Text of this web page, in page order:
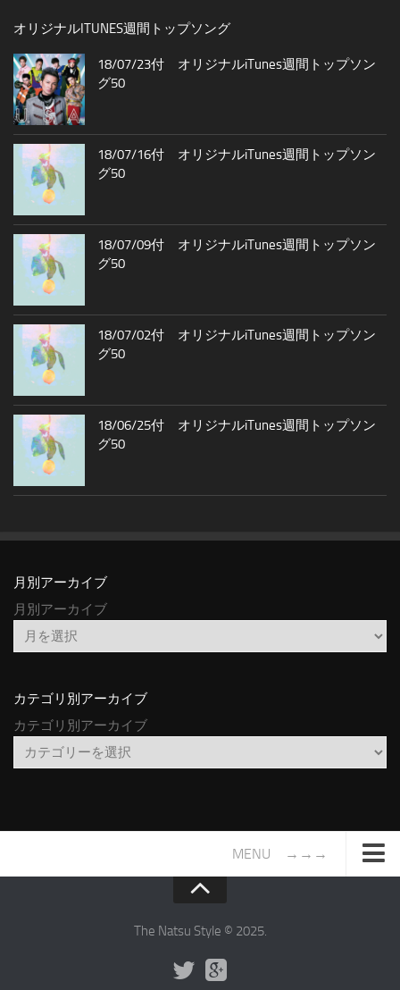
オリジナルITUNES週間トップソング
18/07/23付 オリジナルiTunes週間トップソン
グ50
18/07/16付 オリジナルiTunes週間トップソン
グ50
18/07/09付 オリジナルiTunes週間トップソン
グ50
18/07/02付 オリジナルiTunes週間トップソン
グ50
18/06/25付 オリジナルiTunes週間トップソン
グ50
月別アーカイブ
月別アーカイブ
カテゴリ別アーカイブ
カテゴリ別アーカイブ
MENU →→→
The Natsu Style © 2025.